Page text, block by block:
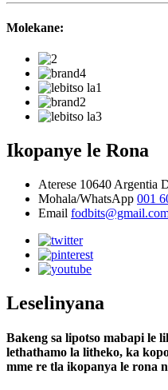
Molekane:
Ikopanye le Rona
Aterese 10640 Argentia
Mohala/WhatsApp 001
Email
Leselinyana
Bakeng sa lipotso mabapi le
lethathamo la litheko, ka
mme re tla ikopanya le rona